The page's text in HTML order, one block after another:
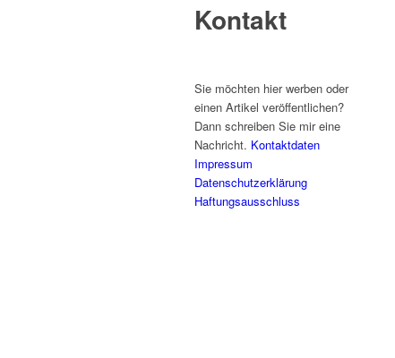
Kontakt
Sie möchten hier werben oder
einen Artikel veröffentlichen?
Dann schreiben Sie mir eine
Nachricht. Kontaktdaten
Impressum
Datenschutzerklärung
Haftungsausschluss